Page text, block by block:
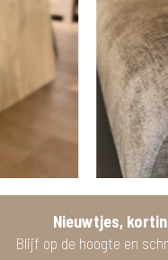
Nieuwtjes,
Blijf op de hoogte en